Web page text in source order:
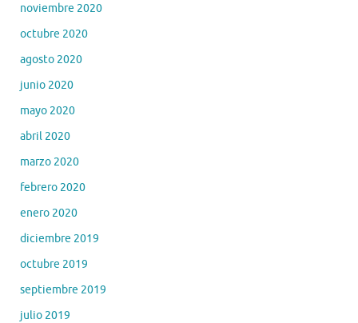
noviembre 2020
octubre 2020
agosto 2020
junio 2020
mayo 2020
abril 2020
marzo 2020
febrero 2020
enero 2020
diciembre 2019
octubre 2019
septiembre 2019
julio 2019